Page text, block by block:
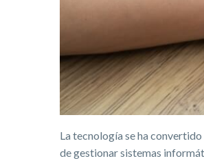
La tecnología se ha
de gestionar sistemas